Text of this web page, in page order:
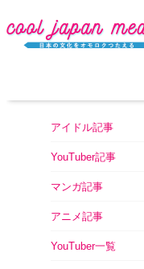
アイドル記事
YouTuber記事
マンガ記事
アニメ記事
YouTuber一覧